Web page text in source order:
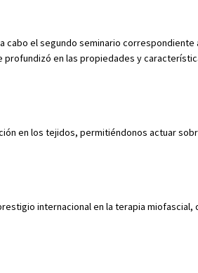
cabo el segundo seminario correspondiente
profundizó en las propiedades y
en los tejidos, permitiéndonos actuar
internacional en la terapia